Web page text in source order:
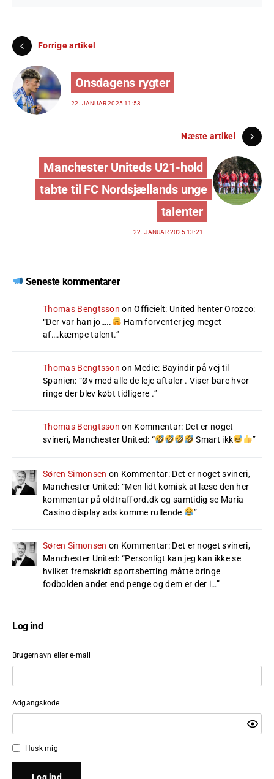
Forrige artikel
Onsdagens rygter
22. JANUAR 2025 11:53
Næste artikel
Manchester Uniteds U21-hold
tabte til FC Nordsjællands unge
talenter
22. JANUAR 2025 13:21
Seneste kommentarer
Thomas Bengtsson onOfficielt: United henter Orozco:
“Der var han jo…..
Ham forventer jeg meget
af….kæmpe talent.”
Thomas Bengtsson on Medie: Bayindir på vej til
Spanien: “Øv med alle de leje aftaler . Viser bare hvor
ringe der blev købt tidligere .”
Thomas Bengtsson on Kommentar: Det er noget
svineri, Manchester United: “ Smart ikk ”
Søren Simonsen on Kommentar: Det er noget svineri,
Manchester United: “Men lidt komisk at læse den her
kommentar på oldtrafford.dk og samtidig se Maria
Casino display ads komme rullende
”
Søren Simonsen on Kommentar: Det er noget svineri,
Manchester United: “Personligt kan jeg kan ikke se
hvilket fremskridt sportsbetting måtte bringe
fodbolden andet end penge og dem er der i…”
Log ind
Brugernavn eller e-mail
Adgangskode
Husk mig